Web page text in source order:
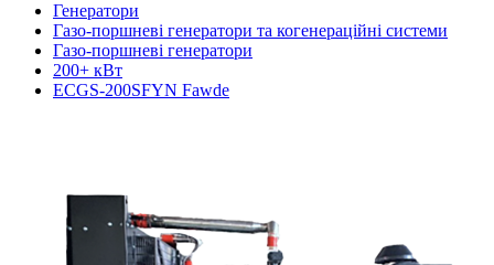
Генератори
Газо-поршневі генератори та когенераційні системи
Газо-поршневі генератори
200+ кВт
ECGS-200SFYN Fawde